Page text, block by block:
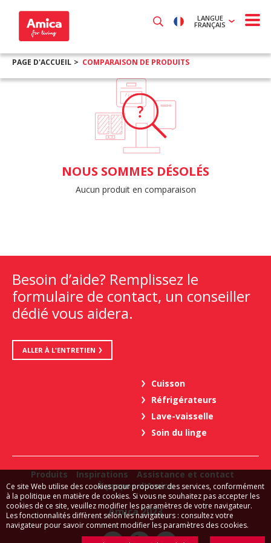
LANGUE
FRANÇAIS
PAGE D'ACCUEIL COMPARAISON DE PRODUITS
NOUS SOMMES DÉSOLÉS
Aucun produit en comparaison
Besoin d’aide? Remplissez le
formulaire de contact, un conseiller
dédié vous aidera.
ALLER À L'ENTRETIEN
Cuisson
Réfrigérateurs
Lave-vaisselle
Soin du linge
Produits Inspirations
Assistance et contact
À propos d'Amica
Amica 2023
Ce site Web utilise des cookies pour proposer des services, conformément
à la politique en matière de cookies. Si vous ne souhaitez pas accepter les
cookies de ce site, veuillez modifier les paramètres de votre navigateur.
Les fonctionnalités diffèrent selon les navigateurs : consultez votre
navigateur pour savoir comment modifier les paramètres des cookies.